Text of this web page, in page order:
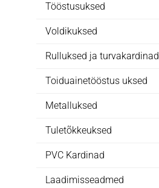
Tööstusuksed
Voldikuksed
Rulluksed ja turvakardinad
Toiduainetööstus uksed
Metalluksed
Tuletõkkeuksed
PVC Kardinad
Laadimisseadmed